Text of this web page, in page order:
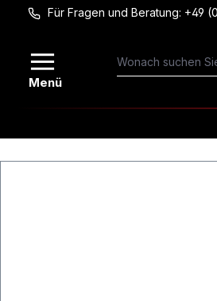
Zum Hauptinhalt springen
Für Fragen und Beratung: +49
Menü